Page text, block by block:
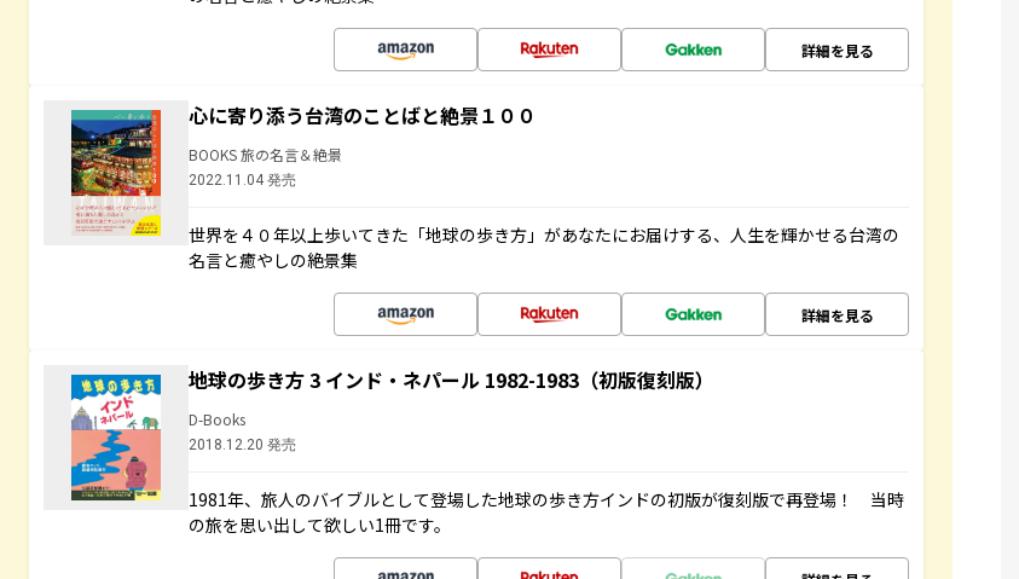
詳細を見る
心に寄り添う台湾のことばと絶景１００
BOOKS 旅の名言＆絶景
2022.11.04 発売
世界を４０年以上歩いてきた「地球の歩き方」があなたにお届けする、人生を輝かせる台湾の
名言と癒やしの絶景集
詳細を見る
地球の歩き方 3 インド・ネパール 1982-1983（初版復刻版）
D-Books
2018.12.20 発売
1981年、旅人のバイブルとして登場した地球の歩き方インドの初版が復刻版で再登場！ 当時
の旅を思い出して欲しい1冊です。